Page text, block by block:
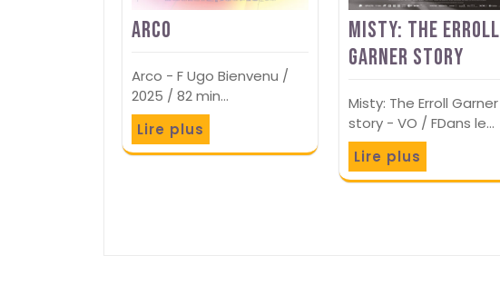
Arco
Arco - F Ugo Bienvenu /
2025 / 82 min…
Lire plus
Misty: The Erroll
Garner story
Misty: The Erroll Garner
story - VO / FDans le…
Lire plus